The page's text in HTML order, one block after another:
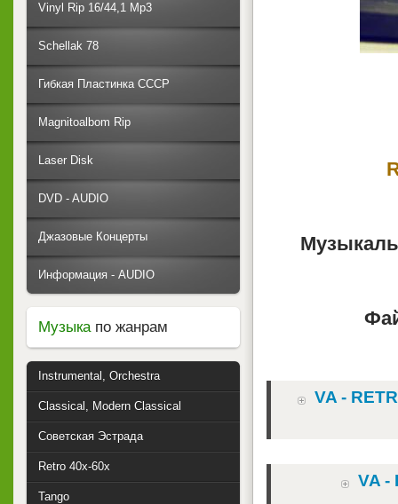
VA -
VA -
Vinyl Rip 16/44,1 Mp3
Schellak 78
Гибкая Пластинка СССР
Magnitoalbom Rip
Laser Disk
DVD - AUDIO
Джазовые Концерты
Информация - AUDIO
Музыкапо жанрам
Instrumental, Orchestra
Classical, Modern Classical
Советская Эстрада
Retro 40x-60x
Tango